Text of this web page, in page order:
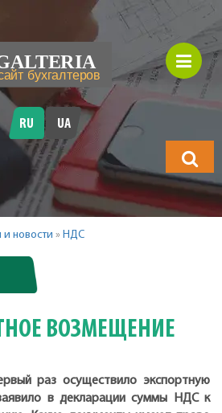
будете
искать?
RU UA
и новости » НДС
ВОЗМЕЩЕНИЕ
раз осуществило экспортную
в декларации суммы НДС к